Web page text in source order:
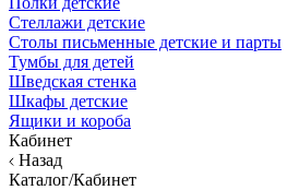
Стеллажи детские
Столы письменные детские и парты
Тумбы для детей
Шведская стенка
Шкафы детские
Ящики и короба
Кабинет
Назад
Каталог/Кабинет